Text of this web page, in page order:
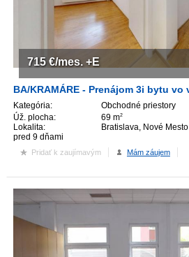
Kategória:
Obchodné priestory
Úž. plocha:
69 m2
Lokalita:
Bratislava, Nové Mesto
pred 9 dňami
715 €/mes. +E
Pridať k zaujímavým Mám záujem